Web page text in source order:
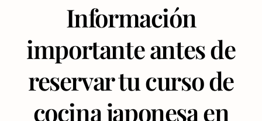
Información
importante antes de
reservar tu curso de
cocina japonesa en